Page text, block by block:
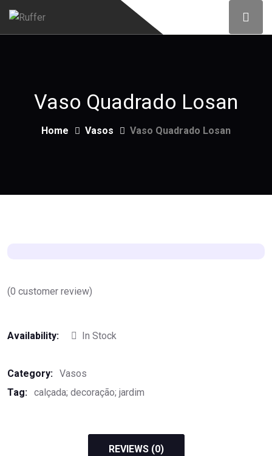
Vaso Quadrado Losan
Home Vasos Vaso Quadrado Losan
(0 customer review)
Availability: In Stock
Category: Vasos
Tag: calçada; decoração; jardim
REVIEWS (0)